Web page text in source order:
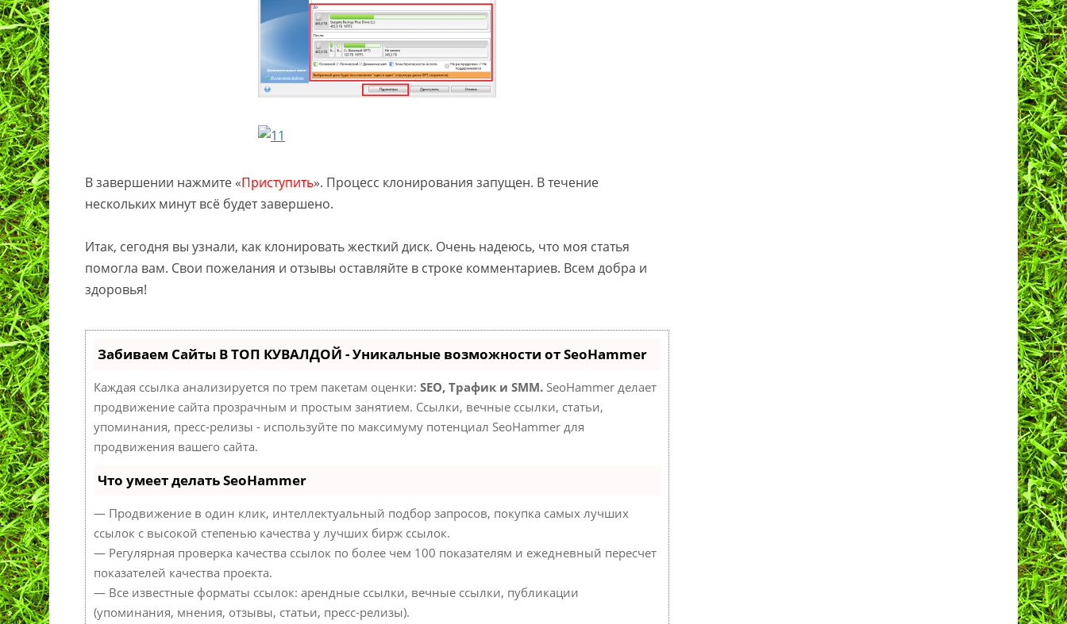
В завершении нажмите «Приступить». Процесс клонирования запущен. В течение
нескольких минут всё будет завершено.
Итак, сегодня вы узнали, как клонировать жесткий диск. Очень надеюсь, что моя статья
помогла вам. Свои пожелания и отзывы оставляйте в строке комментариев. Всем добра и
здоровья!
Забиваем Сайты В ТОП КУВАЛДОЙ - Уникальные возможности от SeoHammer
Каждая ссылка анализируется по трем пакетам оценки:SEO, Трафик и SMM. SeoHammer делает
продвижение сайта прозрачным и простым занятием. Ссылки, вечные ссылки, статьи,
упоминания, пресс-релизы - используйте по максимуму потенциал SeoHammer для
продвижения вашего сайта.
Что умеет делать SeoHammer
— Продвижение в один клик, интеллектуальный подбор запросов, покупка самых лучших
ссылок с высокой степенью качества у лучших бирж ссылок.
— Регулярная проверка качества ссылок по более чем 100 показателям и ежедневный пересчет
показателей качества проекта.
— Все известные форматы ссылок: арендные ссылки, вечные ссылки, публикации
(упоминания, мнения, отзывы, статьи, пресс-релизы).